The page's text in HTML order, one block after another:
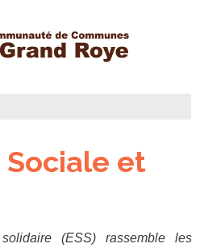
Sociale et
(ESS) rassemble les